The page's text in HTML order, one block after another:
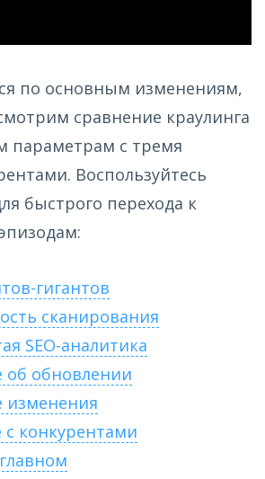
по основным изменениям,
сравнение краулинга
параметрам с тремя
Воспользуйтесь
быстрого перехода к
гигантов
сканирования
SEO-аналитика
об обновлении
изменения
конкурентами